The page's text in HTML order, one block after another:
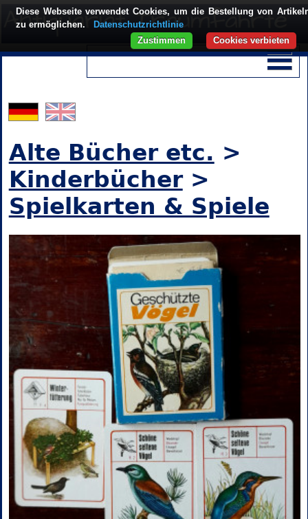
Alte Bücher etc. >
Kinderbücher>
Spielkarten & Spiele
Diese Webseite verwendet Cookies, um die Bestellung von
zu ermöglichen.
Datenschutzrichtlinie
Cookies verbieten
Zustimmen